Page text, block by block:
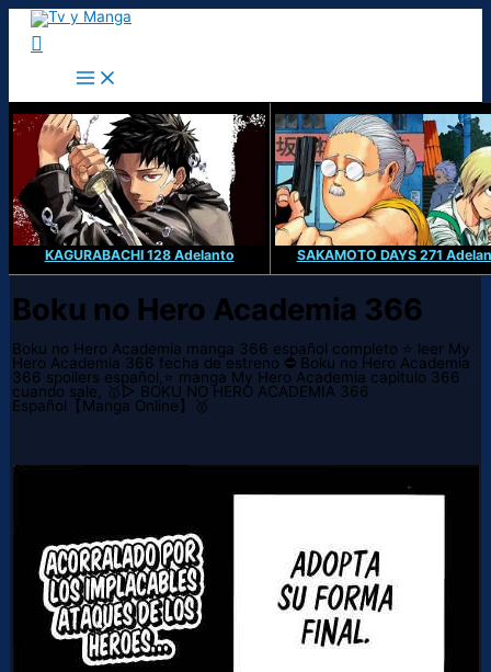
Ir
contenido
Buscar
KAGURABACHI 128 Adelanto SAKAMOTO DAYS 271
Boku no Hero Academia 366
Boku no Hero Academia manga 366 español completo ⭐ leer My
Hero Academia 366 fecha de estreno ⛔ Boku no Hero Academia
366 spoilers español,⭐ manga My Hero Academia capitulo 366
cuando sale, 🥇▷ BOKU NO HERO ACADEMIA 366
Español【Manga Online】🥇